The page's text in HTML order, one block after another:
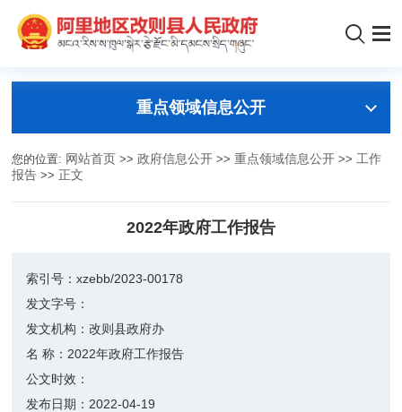
重点领域信息公开
您的位置: 网站首页 >>政府信息公开 >>重点领域信息公开 >>工作
报告 >> 正文
2022年政府工作报告
索引号：xzebb/2023-00178
发文字号：
发文机构：改则县政府办
名 称： 2022年政府工作报告
公文时效：
发布日期： 2022-04-19